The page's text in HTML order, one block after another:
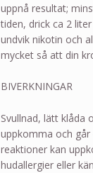
uppnå resultat;
tiden, drick ca 2
undvik nikotin och
mycket så att din
BIVERKNINGAR
Svullnad, lätt klåda
uppkomma och
reaktioner kan
hudallergier eller